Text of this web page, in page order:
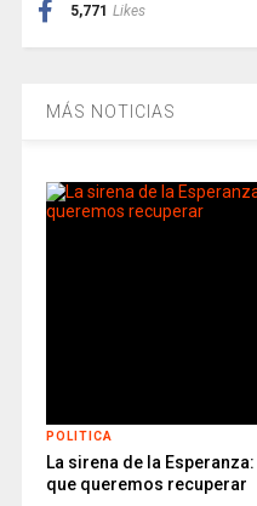
5,771 Likes
MÁS NOTICIAS
POLITICA
La sirena de la
que queremos recuperar